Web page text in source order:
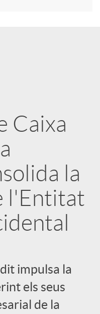
Caixa
la
l'Entitat
impulsa la
els seus
de la